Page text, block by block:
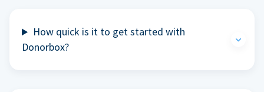
How quick is it to get started with
Donorbox?